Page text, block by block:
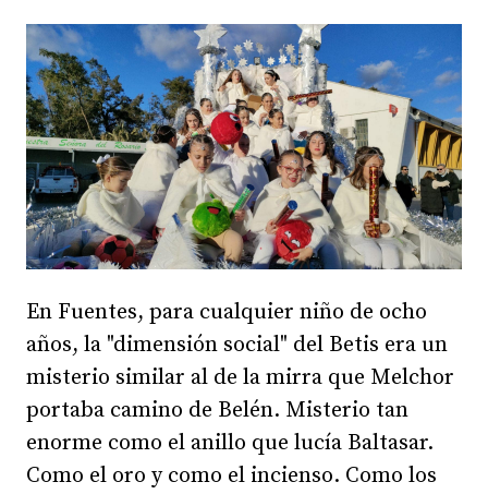
En Fuentes, para cualquier niño de ocho
años, la "dimensión social" del Betis era un
misterio similar al de la mirra que Melchor
portaba camino de Belén. Misterio tan
enorme como el anillo que lucía Baltasar.
Como el oro y como el incienso. Como los